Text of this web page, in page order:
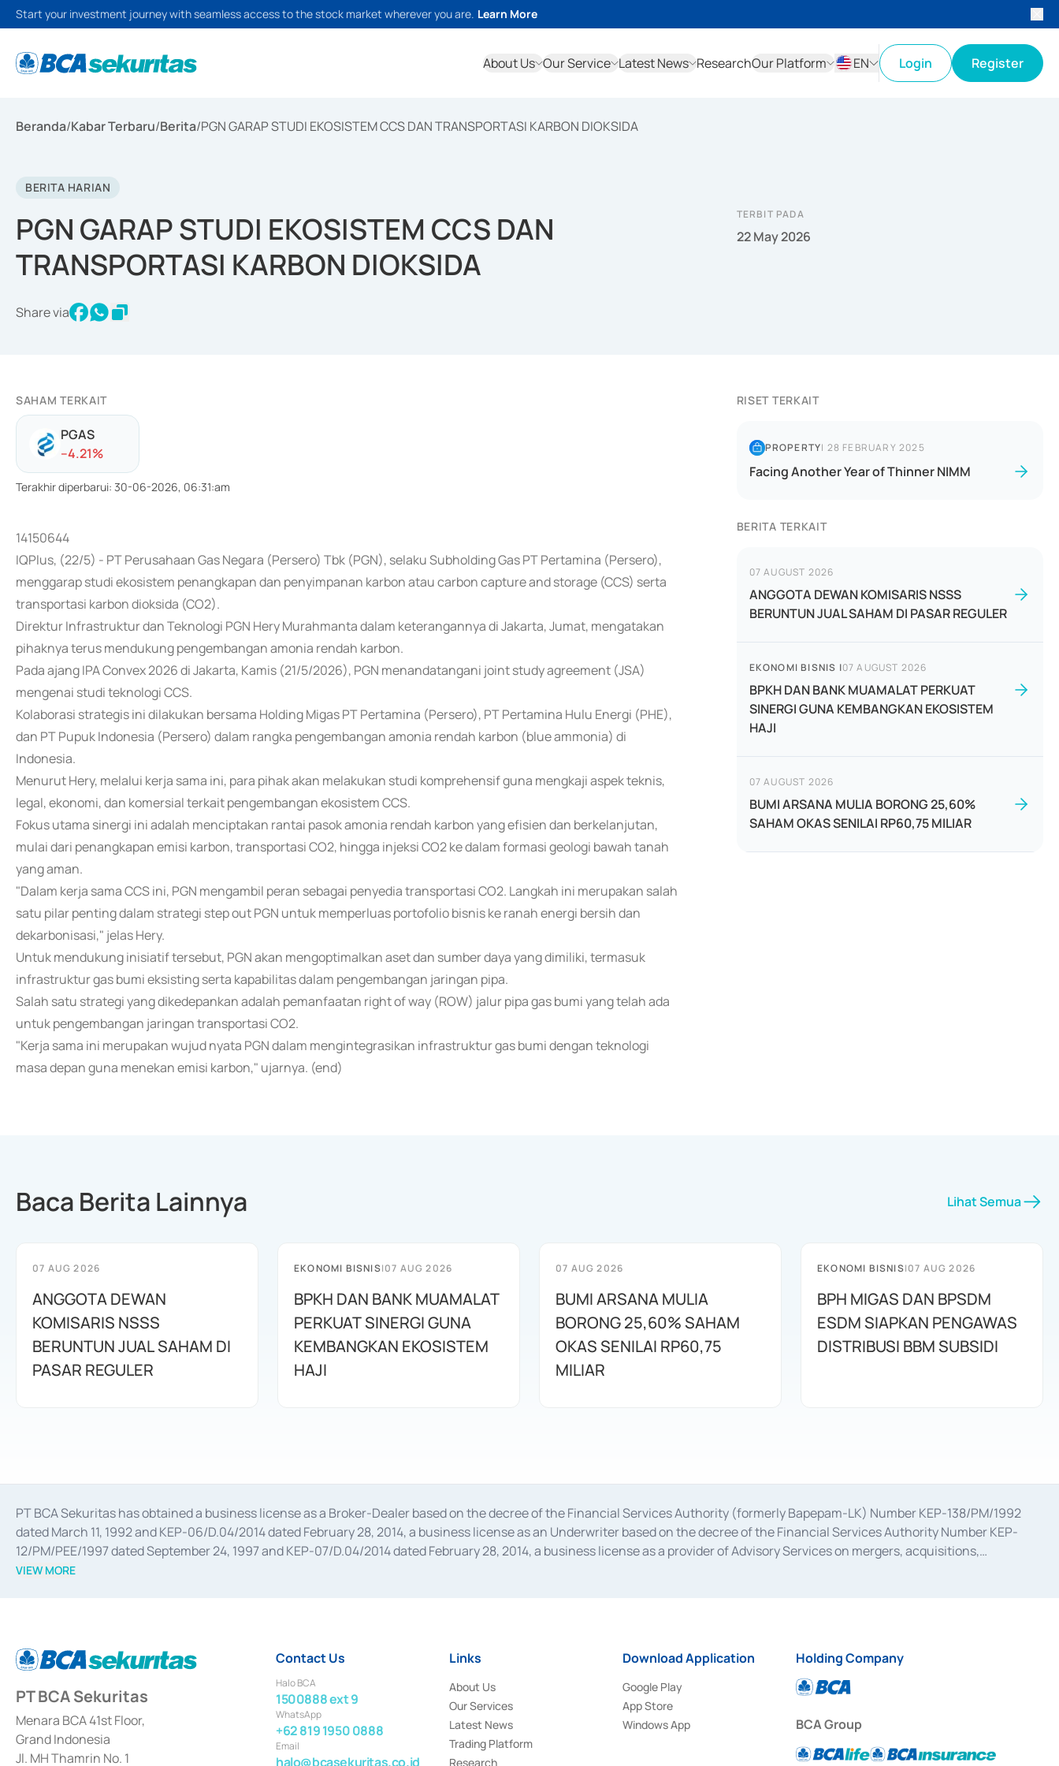
Start your investment journey with seamless access to the stock market wherever you are. Learn More
About Us Our Service Latest News ResearchOur Platform
EN
Login Register
Beranda/Kabar Terbaru/Berita/PGN GARAP STUDI EKOSISTEM CCS DAN TRANSPORTASI KARBON DIOKSIDA
BERITA HARIAN
PGN GARAP STUDI EKOSISTEM CCS DAN
TRANSPORTASI KARBON DIOKSIDA
Share via
TERBIT PADA
22 May 2026
SAHAM TERKAIT
PGAS
--4.21%
Terakhir diperbarui: 30-06-2026, 06:31:am
14150644
IQPlus, (22/5) - PT Perusahaan Gas Negara (Persero) Tbk (PGN), selaku Subholding Gas PT Pertamina (Persero),
menggarap studi ekosistem penangkapan dan penyimpanan karbon atau carbon capture and storage (CCS) serta
transportasi karbon dioksida (CO2).
Direktur Infrastruktur dan Teknologi PGN Hery Murahmanta dalam keterangannya di Jakarta, Jumat, mengatakan
pihaknya terus mendukung pengembangan amonia rendah karbon.
Pada ajang IPA Convex 2026 di Jakarta, Kamis (21/5/2026), PGN menandatangani joint study agreement (JSA)
mengenai studi teknologi CCS.
Kolaborasi strategis ini dilakukan bersama Holding Migas PT Pertamina (Persero), PT Pertamina Hulu Energi (PHE),
dan PT Pupuk Indonesia (Persero) dalam rangka pengembangan amonia rendah karbon (blue ammonia) di
Indonesia.
Menurut Hery, melalui kerja sama ini, para pihak akan melakukan studi komprehensif guna mengkaji aspek teknis,
legal, ekonomi, dan komersial terkait pengembangan ekosistem CCS.
Fokus utama sinergi ini adalah menciptakan rantai pasok amonia rendah karbon yang efisien dan berkelanjutan,
mulai dari penangkapan emisi karbon, transportasi CO2, hingga injeksi CO2 ke dalam formasi geologi bawah tanah
yang aman.
"Dalam kerja sama CCS ini, PGN mengambil peran sebagai penyedia transportasi CO2. Langkah ini merupakan salah
satu pilar penting dalam strategi step out PGN untuk memperluas portofolio bisnis ke ranah energi bersih dan
dekarbonisasi," jelas Hery.
Untuk mendukung inisiatif tersebut, PGN akan mengoptimalkan aset dan sumber daya yang dimiliki, termasuk
infrastruktur gas bumi eksisting serta kapabilitas dalam pengembangan jaringan pipa.
Salah satu strategi yang dikedepankan adalah pemanfaatan right of way (ROW) jalur pipa gas bumi yang telah ada
untuk pengembangan jaringan transportasi CO2.
"Kerja sama ini merupakan wujud nyata PGN dalam mengintegrasikan infrastruktur gas bumi dengan teknologi
masa depan guna menekan emisi karbon," ujarnya. (end)
RISET TERKAIT
PROPERTY| 28 FEBRUARY 2025
Facing Another Year of Thinner NIMM
BERITA TERKAIT
07 AUGUST 2026
ANGGOTA DEWAN KOMISARIS NSSS
BERUNTUN JUAL SAHAM DI PASAR REGULER
EKONOMI BISNIS |07 AUGUST 2026
BPKH DAN BANK MUAMALAT PERKUAT
SINERGI GUNA KEMBANGKAN EKOSISTEM
HAJI
07 AUGUST 2026
BUMI ARSANA MULIA BORONG 25,60%
SAHAM OKAS SENILAI RP60,75 MILIAR
Baca Berita Lainnya Lihat Semua
07 AUG 2026
ANGGOTA DEWAN
KOMISARIS NSSS
BERUNTUN JUAL SAHAM DI
PASAR REGULER
EKONOMI BISNIS|07 AUG 2026
BPKH DAN BANK MUAMALAT
PERKUAT SINERGI GUNA
KEMBANGKAN EKOSISTEM
HAJI
07 AUG 2026
BUMI ARSANA MULIA
BORONG 25,60% SAHAM
OKAS SENILAI RP60,75
MILIAR
EKONOMI BISNIS|07 AUG 2026
BPH MIGAS DAN BPSDM
ESDM SIAPKAN PENGAWAS
DISTRIBUSI BBM SUBSIDI
PT BCA Sekuritas has obtained a business license as a Broker-Dealer based on the decree of the Financial Services Authority (formerly Bapepam-LK) Number KEP-138/PM/1992
dated March 11, 1992 and KEP-06/D.04/2014 dated February 28, 2014, a business license as an Underwriter based on the decree of the Financial Services Authority Number KEP-
12/PM/PEE/1997 dated September 24, 1997 and KEP-07/D.04/2014 dated February 28, 2014, a business license as a provider of Advisory Services on mergers, acquisitions,
divestments, and joint ventures based on the decree of the Financial Services Authority Number S-67/PM.21/2014 dated February 28, 2014, a business license as a provider of
Settlement of Commercial Paper Transactions whose license was issued in 2018.
VIEW MORE
PT BCA Sekuritas
Menara BCA 41st Floor,
Grand Indonesia
Jl. MH Thamrin No. 1
Contact Us
Halo BCA
1500888 ext 9
WhatsApp
+62 819 1950 0888
Email
halo@bcasekuritas.co.id
Links
About Us
Our Services
Latest News
Trading Platform
Research
Download Application
Google Play
App Store
Windows App
Holding Company
BCA Group